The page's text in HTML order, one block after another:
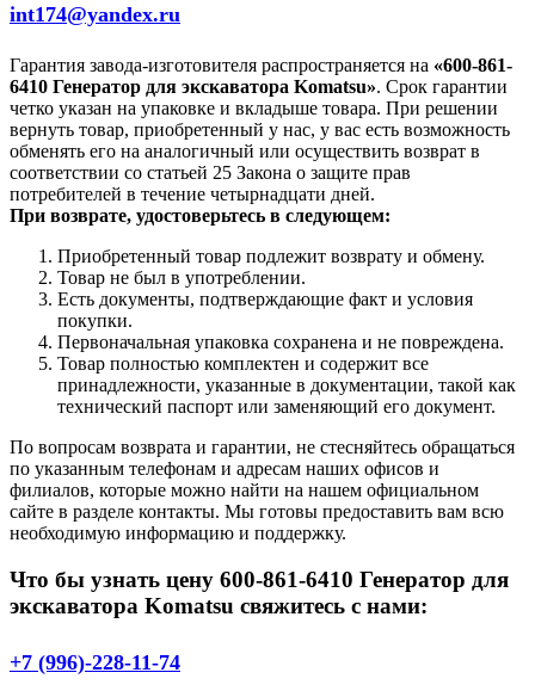
int174@yandex.ru
Гарантия завода-изготовителя распространяется на «600-861-
6410 Генератор для экскаватора Komatsu». Срок гарантии
четко указан на упаковке и вкладыше товара. При решении
вернуть товар, приобретенный у нас, у вас есть возможность
обменять его на аналогичный или осуществить возврат в
соответствии со статьей 25 Закона о защите прав
потребителей в течение четырнадцати дней.
При возврате, удостоверьтесь в следующем:
Приобретенный товар подлежит возврату и обмену.
Товар не был в употреблении.
Есть документы, подтверждающие факт и условия
покупки.
Первоначальная упаковка сохранена и не повреждена.
Товар полностью комплектен и содержит все
принадлежности, указанные в документации, такой как
технический паспорт или заменяющий его документ.
По вопросам возврата и гарантии, не стесняйтесь обращаться
по указанным телефонам и адресам наших офисов и
филиалов, которые можно найти на нашем официальном
сайте в разделе контакты. Мы готовы предоставить вам всю
необходимую информацию и поддержку.
Что бы узнать цену 600-861-6410 Генератор для
экскаватора Komatsu свяжитесь с нами:
+7 (996)-228-11-74